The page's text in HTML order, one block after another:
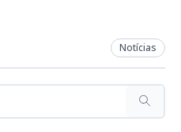
Notícias